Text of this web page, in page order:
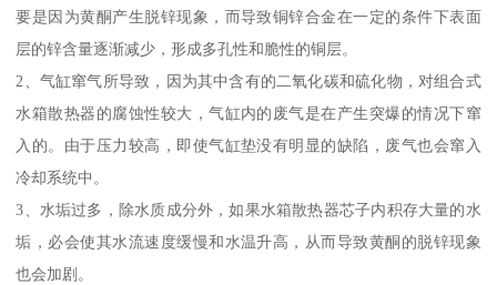
要是因为黄酮产生脱锌现象，而导致铜锌合金在一定的条件下表面
层的锌含量逐渐减少，形成多孔性和脆性的铜层。
2、气缸窜气所导致，因为其中含有的二氧化碳和硫化物，对组合式
水箱散热器的腐蚀性较大，气缸内的废气是在产生突爆的情况下窜
入的。由于压力较高，即使气缸垫没有明显的缺陷，废气也会窜入
冷却系统中。
3、水垢过多，除水质成分外，如果水箱散热器芯子内积存大量的水
垢，必会使其水流速度缓慢和水温升高，从而导致黄酮的脱锌现象
也会加剧。